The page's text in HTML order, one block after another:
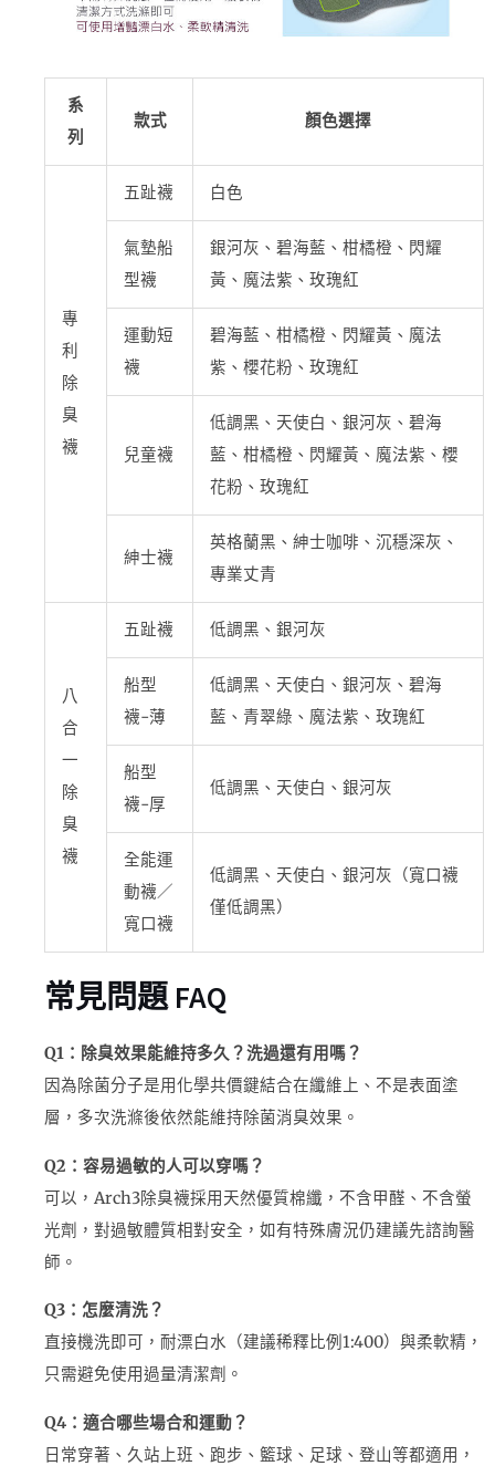
系
列
款式 顏色選擇
專
利
除
臭
襪
五趾襪 白色
氣墊船
型襪
銀河灰、碧海藍、柑橘橙、閃耀
黃、魔法紫、玫瑰紅
運動短
襪
碧海藍、柑橘橙、閃耀黃、魔法
紫、櫻花粉、玫瑰紅
兒童襪
低調黑、天使白、銀河灰、碧海
藍、柑橘橙、閃耀黃、魔法紫、櫻
花粉、玫瑰紅
紳士襪
英格蘭黑、紳士咖啡、沉穩深灰、
專業丈青
八
合
一
除
臭
襪
五趾襪 低調黑、銀河灰
船型
襪-薄
低調黑、天使白、銀河灰、碧海
藍、青翠綠、魔法紫、玫瑰紅
船型
襪-厚
低調黑、天使白、銀河灰
全能運
動襪／
寬口襪
低調黑、天使白、銀河灰（寬口襪
僅低調黑）
常見問題 FAQ
Q1：除臭效果能維持多久？洗過還有用嗎？
因為除菌分子是用化學共價鍵結合在纖維上、不是表面塗
層，多次洗滌後依然能維持除菌消臭效果。
Q2：容易過敏的人可以穿嗎？
可以，Arch3除臭襪採用天然優質棉纖，不含甲醛、不含螢
光劑，對過敏體質相對安全，如有特殊膚況仍建議先諮詢醫
師。
Q3：怎麼清洗？
直接機洗即可，耐漂白水（建議稀釋比例1:400）與柔軟精，
只需避免使用過量清潔劑。
Q4：適合哪些場合和運動？
日常穿著、久站上班、跑步、籃球、足球、登山等都適用，